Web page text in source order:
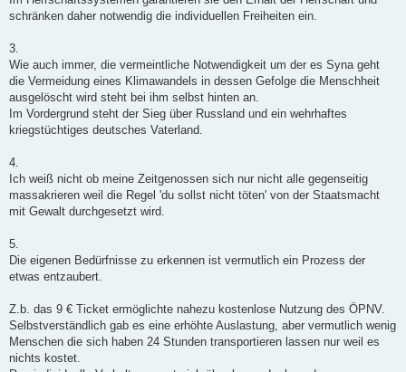
schränken daher notwendig die individuellen Freiheiten ein.
3.
Wie auch immer, die vermeintliche Notwendigkeit um der es Syna geht
die Vermeidung eines Klimawandels in dessen Gefolge die Menschheit
ausgelöscht wird steht bei ihm selbst hinten an.
Im Vordergrund steht der Sieg über Russland und ein wehrhaftes
kriegstüchtiges deutsches Vaterland.
4.
Ich weiß nicht ob meine Zeitgenossen sich nur nicht alle gegenseitig
massakrieren weil die Regel 'du sollst nicht töten' von der Staatsmacht
mit Gewalt durchgesetzt wird.
5.
Die eigenen Bedürfnisse zu erkennen ist vermutlich ein Prozess der
etwas entzaubert.
Z.b. das 9 € Ticket ermöglichte nahezu kostenlose Nutzung des ÖPNV.
Selbstverständlich gab es eine erhöhte Auslastung, aber vermutlich wenig
Menschen die sich haben 24 Stunden transportieren lassen nur weil es
nichts kostet.